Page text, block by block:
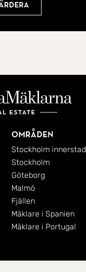
Områden
Stockholm innerstad
Stockholm
Göteborg
Malmö
Fjällen
Mäklare i Spanien
Mäklare i Portugal